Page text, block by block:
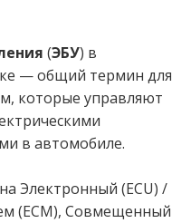
(ЭБУ) в
— общий термин для
которые управляют
в автомобиле.
Электронный (ECU) /
(ECM), Совмещенный